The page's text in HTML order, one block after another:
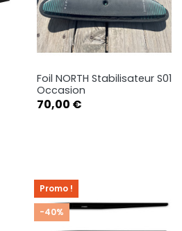
Foil NORTH Stabilisateur S01
Occasion
Prix
70,00 €
Promo !
-40%